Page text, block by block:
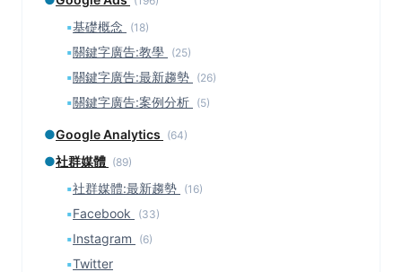
▪基礎概念 (18)
▪關鍵字廣告:教學 (25)
▪關鍵字廣告:最新趨勢 (26)
▪關鍵字廣告:案例分析 (5)
●Google Analytics (64)
●社群媒體 (89)
▪社群媒體:最新趨勢 (16)
▪Facebook (33)
▪Instagram (6)
▪Twitter